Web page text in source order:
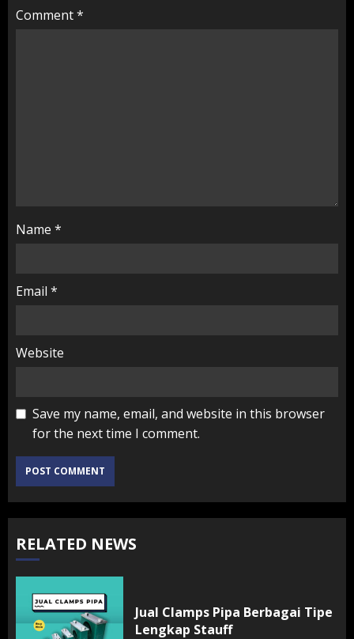
Comment*
Name *
Email *
Website
Save my name, email, and website in this browser
for the next time I comment.
RELATED NEWS
Jual Clamps Pipa Berbagai Tipe
Lengkap Stauff